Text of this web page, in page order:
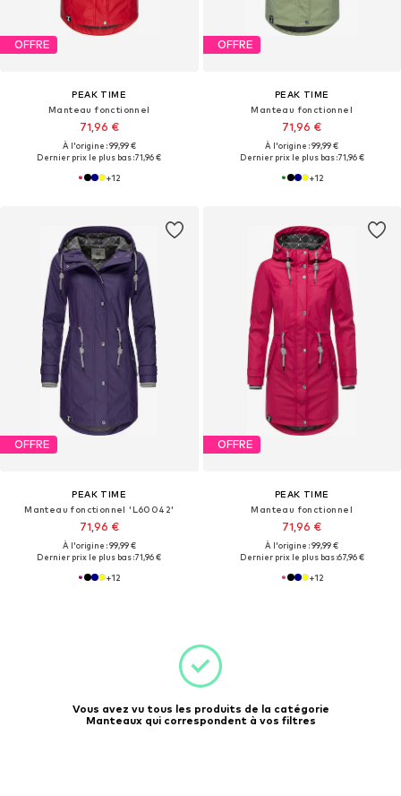
OFFRE
PEAK TIME
Manteau fonctionnel
71,96 €
À l'origine : 99,99 €
Dernier prix le plus bas :71,96 €
+12
OFFRE
PEAK TIME
Manteau fonctionnel
71,96 €
À l'origine : 99,99 €
Dernier prix le plus bas :71,96 €
+12
OFFRE
PEAK TIME
Manteau fonctionnel 'L60042'
71,96 €
À l'origine : 99,99 €
Dernier prix le plus bas :71,96 €
+12
OFFRE
PEAK TIME
Manteau fonctionnel
71,96 €
À l'origine : 99,99 €
Dernier prix le plus bas :67,96 €
+12
Vous avez vu tous les produits de la catégorie
Manteaux qui correspondent à vos filtres